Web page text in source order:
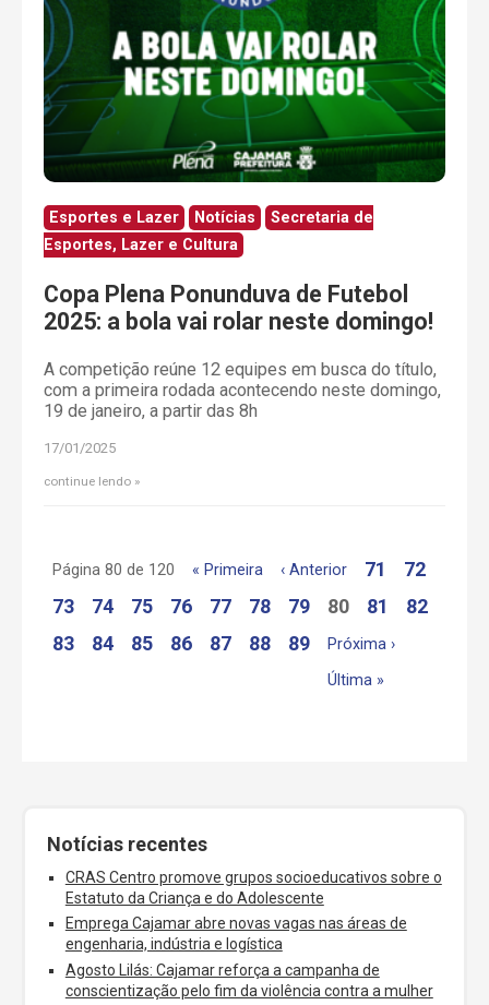
Esportes e Lazer Notícias
Secretaria de
Esportes, Lazer e Cultura
Copa Plena Ponunduva de Futebol
2025: a bola vai rolar neste domingo!
A competição reúne 12 equipes em busca do título,
com a primeira rodada acontecendo neste domingo,
19 de janeiro, a partir das 8h
17/01/2025
continue lendo
Página 80 de 120 « Primeira ‹ Anterior 71
72
73
74 75 76 77 78 79 80 81
82
83
84 85 86 87 88 89
Próxima ›
Última »
Notícias recentes
CRAS Centro promove grupos socioeducativos sobre o
Estatuto da Criança e do Adolescente
Emprega Cajamar abre novas vagas nas áreas de
engenharia, indústria e logística
Agosto Lilás: Cajamar reforça a campanha de
conscientização pelo fim da violência contra a mulher